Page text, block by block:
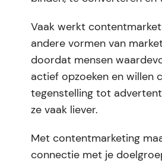
Vaak werkt
andere vormen van
doordat mensen
actief opzoeken en willen
tegenstelling tot
ze vaak liever.
Met contentmarketing
connectie met je